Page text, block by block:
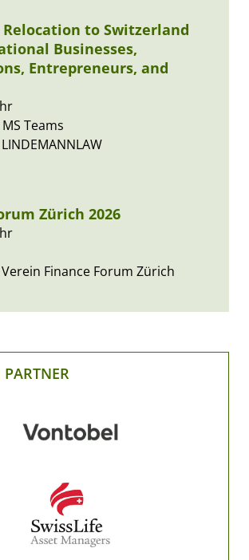
Relocation to Switzerland
Businesses,
Entrepreneurs, and
Teams
LINDEMANNLAW
Zürich 2026
Verein Finance Forum Zürich